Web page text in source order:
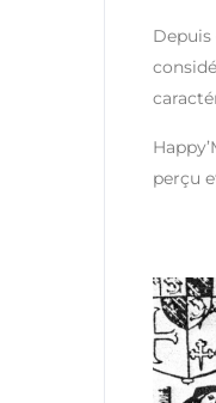
perçu